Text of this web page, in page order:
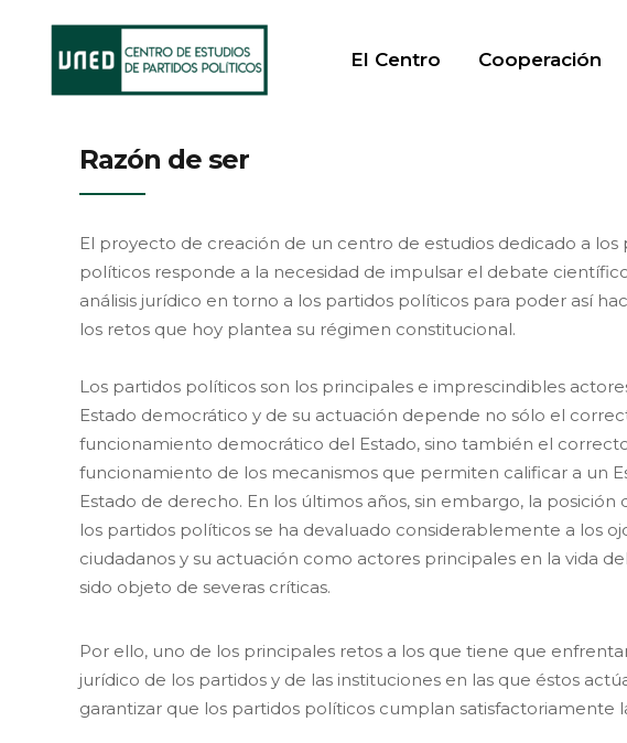
El Centro Cooperación
Razón de ser
El proyecto de creación de un centro de estudios dedicado a los
políticos responde a la necesidad de impulsar el debate
análisis jurídico en torno a los partidos políticos para poder así
los retos que hoy plantea su régimen constitucional.
Los partidos políticos son los principales e imprescindibles
Estado democrático y de su actuación depende no sólo el
funcionamiento democrático del Estado, sino también el
funcionamiento de los mecanismos que permiten calificar a un
Estado de derecho. En los últimos años, sin embargo, la posición
los partidos políticos se ha devaluado considerablemente a los
ciudadanos y su actuación como actores principales en la vida
sido objeto de severas críticas.
Por ello, uno de los principales retos a los que tiene que
jurídico de los partidos y de las instituciones en las que éstos
garantizar que los partidos políticos cumplan satisfactoriamente